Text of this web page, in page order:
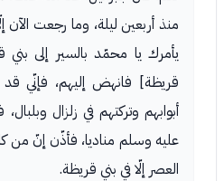
منذ أربعين ليلة، وما رجعت الآن
يأمرك يا محمّد بالسير إلى بني
قريظة] فانهض إليهم، فإنّي
أبوابهم وتركتهم في زلزال
عليه وسلم مناديا، فأذّن إنّ من
العصر إلّا في بني قريظة.